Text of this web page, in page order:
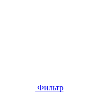
Фильтр